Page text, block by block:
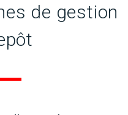
de gestion